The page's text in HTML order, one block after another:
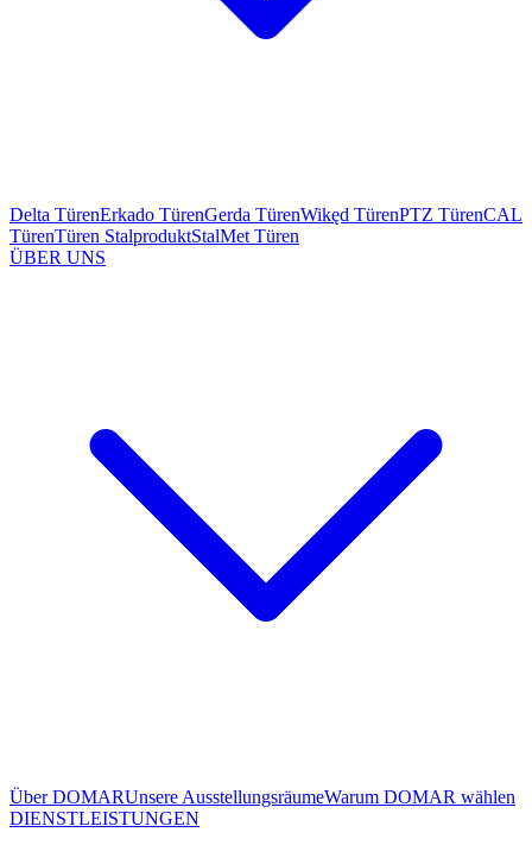
Delta TürenErkado TürenGerda TürenWikęd TürenPTZ TürenCAL
TürenTüren StalproduktStalMet Türen
ÜBER UNS
Über DOMARUnsere AusstellungsräumeWarum DOMAR wählen
DIENSTLEISTUNGEN